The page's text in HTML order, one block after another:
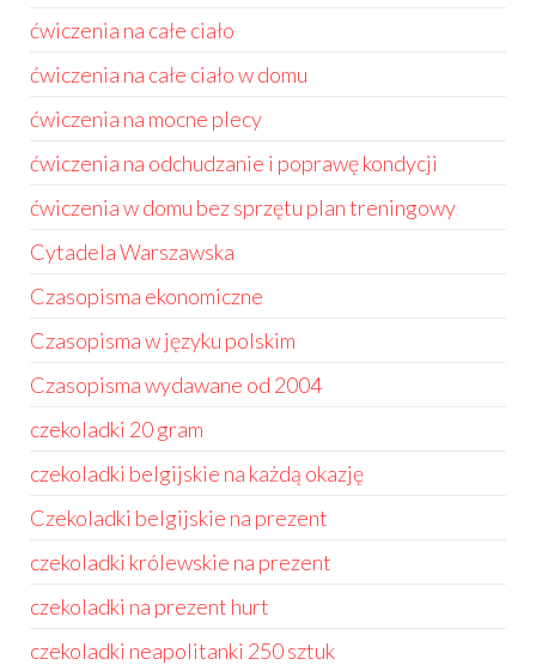
ćwiczenia na całe ciało
ćwiczenia na całe ciało w domu
ćwiczenia na mocne plecy
ćwiczenia na odchudzanie i poprawę kondycji
ćwiczenia w domu bez sprzętu plan treningowy
Cytadela Warszawska
Czasopisma ekonomiczne
Czasopisma w języku polskim
Czasopisma wydawane od 2004
czekoladki 20 gram
czekoladki belgijskie na każdą okazję
Czekoladki belgijskie na prezent
czekoladki królewskie na prezent
czekoladki na prezent hurt
czekoladki neapolitanki 250 sztuk